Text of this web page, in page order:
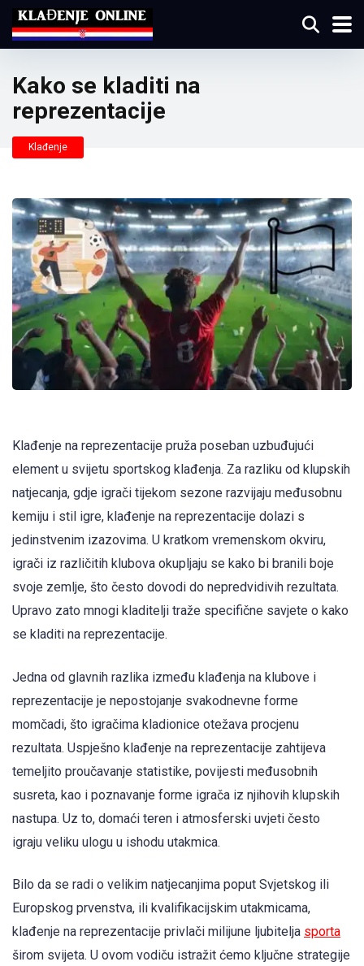
Kako se kladiti na
reprezentacije
Klađenje
Klađenje na reprezentacije pruža poseban uzbuđujući
element u svijetu sportskog klađenja. Za razliku od klupskih
natjecanja, gdje igrači tijekom sezone razvijaju međusobnu
kemiju i stil igre, klađenje na reprezentacije dolazi s
jedinstvenim izazovima. U kratkom vremenskom okviru,
igrači iz različitih klubova okupljaju se kako bi branili boje
svoje zemlje, što često dovodi do nepredvidivih rezultata.
Upravo zato mnogi kladitelji traže specifične savjete o kako
se kladiti na reprezentacije.
Jedna od glavnih razlika između klađenja na klubove i
reprezentacije je nepostojanje svakodnevne forme
momčadi, što igračima kladionice otežava procjenu
rezultata. Uspješno klađenje na reprezentacije zahtijeva
temeljito proučavanje statistike, povijesti međusobnih
susreta, kao i poznavanje forme igrača iz njihovih klupskih
nastupa. Uz to, domaći teren i atmosferski uvjeti često
igraju veliku ulogu u ishodu utakmica.
Bilo da se radi o velikim natjecanjima poput Svjetskog ili
Europskog prvenstva, ili kvalifikacijskim utakmicama,
klađenje na reprezentacije privlači milijune ljubitelja sporta
širom svijeta. U ovom vodiču istražit ćemo ključne strategije